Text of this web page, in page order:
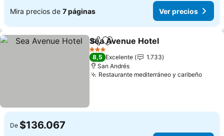
Mira precios de 7 páginas Ver precios
CompartirAgregar a favoritos
Sea Avenue Hotel
3 Estrellas
8,5 Excelente
1.733
San Andrés
Restaurante mediterráneo y caribeño
De $136.067